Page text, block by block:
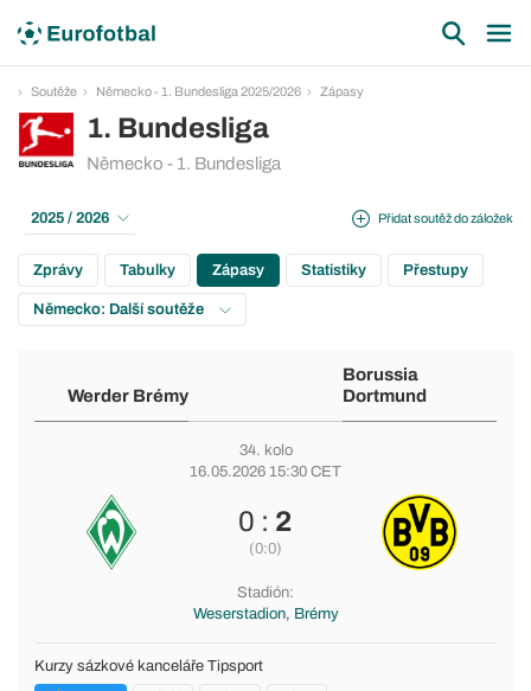
Soutěže Německo - 1. Bundesliga 2025/2026 Zápasy
1. Bundesliga
Německo - 1. Bundesliga
Přidat soutěž do záložek
2025 / 2026
Zprávy Tabulky Zápasy Statistiky Přestupy
Německo: Další soutěže
Werder Brémy
Borussia
Dortmund
34. kolo
16.05.2026 15:30 CET
0 : 2
(0:0)
Stadión:
Weserstadion, Brémy
Kurzy sázkové kanceláře Tipsport